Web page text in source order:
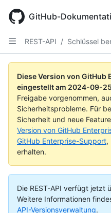
main
content
GitHub-
REST-API / Schlüssel
Diese Version von GitHub
eingestellt am 2024-09-25
Freigabe vorgenommen,
Sicherheitsprobleme. Für
Sicherheit und neue
Version von GitHub
GitHub Enterprise-Support,
erhalten.
Die REST-API verfügt jetzt
Weitere Informationen
API-Versionsverwaltung.